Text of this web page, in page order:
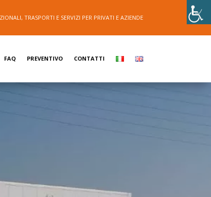
TRASPORTI E SERVIZI PER PRIVATI E AZIENDE
FAQ PREVENTIVO CONTATTI